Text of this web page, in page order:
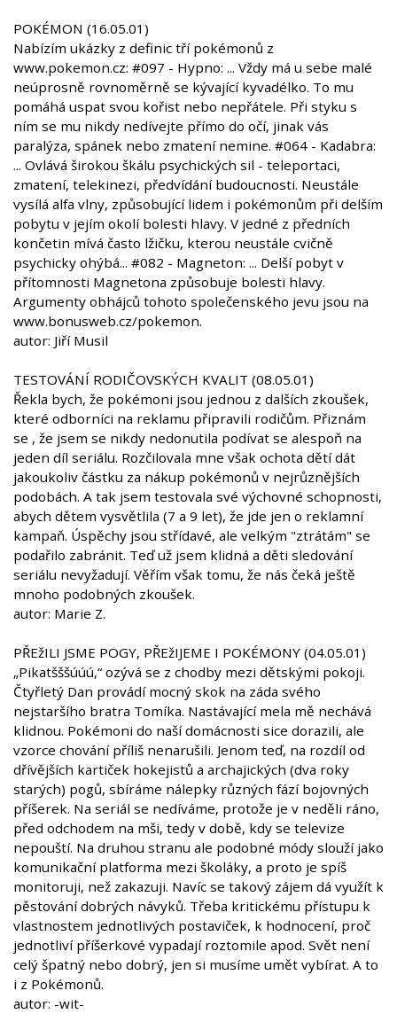
POKÉMON (16.05.01)
Nabízím ukázky z definic tří pokémonů z
www.pokemon.cz: #097 - Hypno: ... Vždy má u sebe malé
neúprosně rovnoměrně se kývající kyvadélko. To mu
pomáhá uspat svou kořist nebo nepřátele. Při styku s
ním se mu nikdy nedívejte přímo do očí, jinak vás
paralýza, spánek nebo zmatení nemine. #064 - Kadabra:
... Ovlává širokou škálu psychických sil - teleportaci,
zmatení, telekinezi, předvídání budoucnosti. Neustále
vysílá alfa vlny, způsobující lidem i pokémonům při delším
pobytu v jejím okolí bolesti hlavy. V jedné z předních
končetin mívá často lžičku, kterou neustále cvičně
psychicky ohýbá... #082 - Magneton: ... Delší pobyt v
přítomnosti Magnetona způsobuje bolesti hlavy.
Argumenty obhájců tohoto společenského jevu jsou na
www.bonusweb.cz/pokemon.
autor: Jiří Musil
TESTOVÁNÍ RODIČOVSKÝCH KVALIT (08.05.01)
Řekla bych, že pokémoni jsou jednou z dalších zkoušek,
které odborníci na reklamu připravili rodičům. Přiznám
se , že jsem se nikdy nedonutila podívat se alespoň na
jeden díl seriálu. Rozčilovala mne však ochota dětí dát
jakoukoliv částku za nákup pokémonů v nejrůznějších
podobách. A tak jsem testovala své výchovné schopnosti,
abych dětem vysvětlila (7 a 9 let), že jde jen o reklamní
kampaň. Úspěchy jsou střídavé, ale velkým "ztrátám" se
podařilo zabránit. Teď už jsem klidná a děti sledování
seriálu nevyžadují. Věřím však tomu, že nás čeká ještě
mnoho podobných zkoušek.
autor: Marie Z.
PŘEžILI JSME POGY, PŘEžIJEME I POKÉMONY (04.05.01)
„Pikatšššúúú,“ ozývá se z chodby mezi dětskými pokoji.
Čtyřletý Dan provádí mocný skok na záda svého
nejstaršího bratra Tomíka. Nastávající mela mě nechává
klidnou. Pokémoni do naší domácnosti sice dorazili, ale
vzorce chování příliš nenarušili. Jenom teď, na rozdíl od
dřívějších kartiček hokejistů a archajických (dva roky
starých) pogů, sbíráme nálepky různých fází bojovných
příšerek. Na seriál se nedíváme, protože je v neděli ráno,
před odchodem na mši, tedy v době, kdy se televize
nepouští. Na druhou stranu ale podobné módy slouží jako
komunikační platforma mezi školáky, a proto je spíš
monitoruji, než zakazuji. Navíc se takový zájem dá využít k
pěstování dobrých návyků. Třeba kritickému přístupu k
vlastnostem jednotlivých postaviček, k hodnocení, proč
jednotliví příšerkové vypadají roztomile apod. Svět není
celý špatný nebo dobrý, jen si musíme umět vybírat. A to
i z Pokémonů.
autor: -wit-